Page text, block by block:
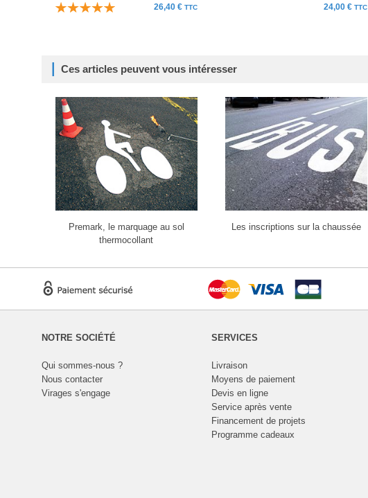
26,40 € TTC 24,00 € TTC
Ces articles peuvent vous intéresser
Premark, le marquage au sol
thermocollant
Les inscriptions sur la chaussée
NOTRE SOCIÉTÉ
Qui sommes-nous ?
Nous contacter
Virages s'engage
SERVICES
Livraison
Moyens de paiement
Devis en ligne
Service après vente
Financement de projets
Programme cadeaux